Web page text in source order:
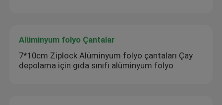
Alüminyum folyo Çantalar
7*10cm Ziplock Alüminyum folyo çantaları Çay
depolama için gıda sınıfı alüminyum folyo